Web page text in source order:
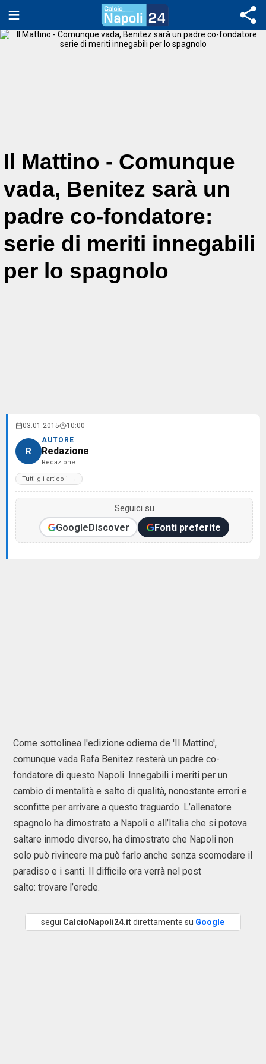
Il Mattino - Comunque
vada, Benitez sarà un
padre co-fondatore:
serie di meriti innegabili
per lo spagnolo
03.01.2015 10:00
R
AUTORE
Redazione
Redazione
Tutti gli articoli →
Seguici su
GoogleDiscover Fonti preferite
Come sottolinea l'edizione odierna de 'Il Mattino',
comunque vada Rafa Benitez resterà un padre co-
fondatore di questo Napoli. Innegabili i meriti per un
cambio di mentalità e salto di qualità, nonostante errori e
sconfitte per arrivare a questo traguardo. L’allenatore
spagnolo ha dimostrato a Napoli e all’Italia che si poteva
saltare inmodo diverso, ha dimostrato che Napoli non
solo può rivincere ma può farlo anche senza scomodare il
paradiso e i santi. Il difficile ora verrà nel post
salto: trovare l’erede.
segui CalcioNapoli24.itdirettamente su Google